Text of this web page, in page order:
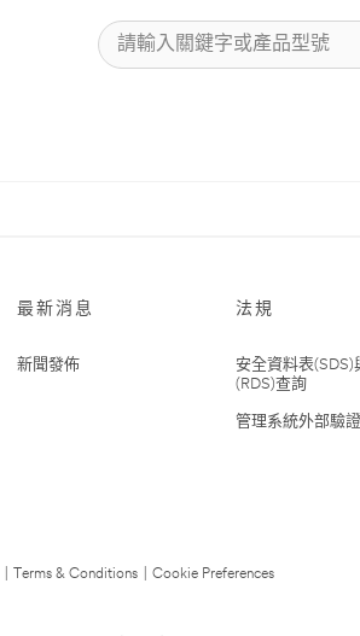
最新消息
新聞發佈
法規
安全資料表(SDS)
(RDS)查詢
管理系統外部驗
Terms & Conditions
Cookie Preferences